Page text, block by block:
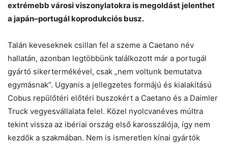
extrémebb városi viszonylatokra is megoldást jelenthet
a japán–portugál koprodukciós busz.
Talán keveseknek csillan fel a szeme a Caetano név
hallatán, azonban legtöbbünk találkozott már a portugál
gyártó sikertermékével, csak „nem voltunk bemutatva
egymásnak”. Ugyanis a jellegzetes formájú és kialakítású
Cobus repülőtéri előtéri buszokért a Caetano és a Daimler
Truck vegyesvállalata felel. Közel nyolcvanéves múltra
tekint vissza az ibériai ország első karosszálója, így nem
kezdők a szakmában. Nem is ismeretlen kínai gyártók